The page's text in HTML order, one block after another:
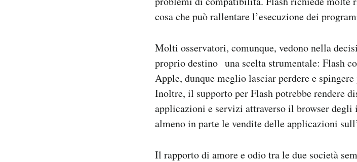
cosa che può rallentare l’esecuzione dei
Molti osservatori, comunque, vedono nella
proprio destino una scelta strumentale: Flash
Apple, dunque meglio lasciar perdere e
Inoltre, il supporto per Flash potrebbe rendere
applicazioni e servizi attraverso il browser degli
almeno in parte le vendite delle applicazioni
Il rapporto di amore e odio tra le due società